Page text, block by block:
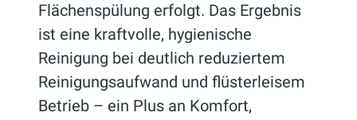
Flächenspülung erfolgt. Das Ergebnis
ist eine kraftvolle, hygienische
Reinigung bei deutlich reduziertem
Reinigungsaufwand und flüsterleisem
Betrieb – ein Plus an Komfort,